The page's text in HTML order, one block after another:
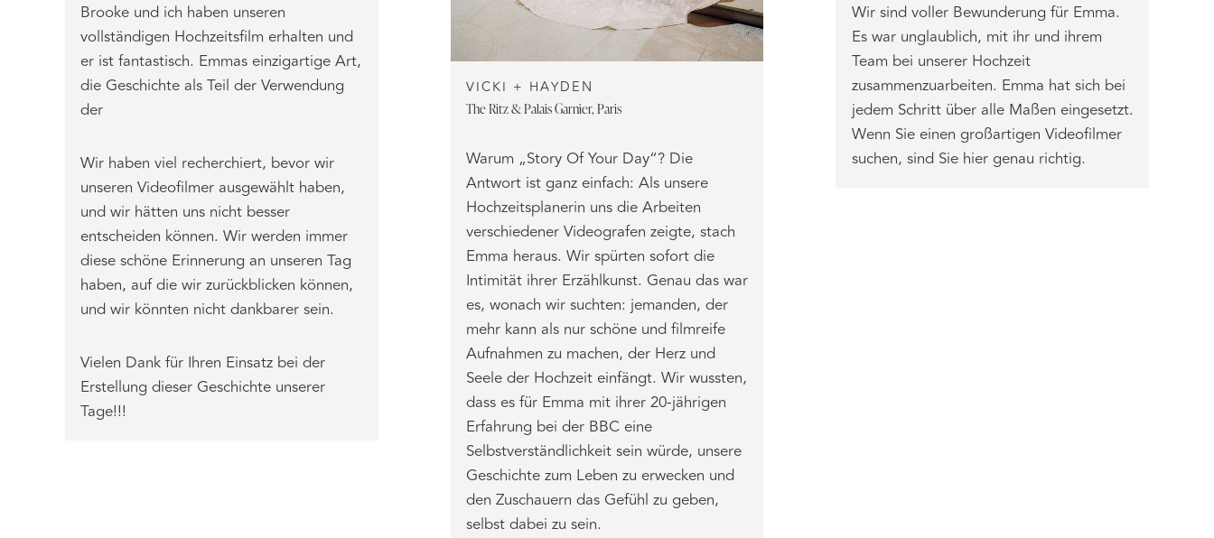
Brooke und ich haben unseren
vollständigen Hochzeitsfilm erhalten und
er ist fantastisch. Emmas einzigartige Art,
die Geschichte als Teil der Verwendung
der
Wir haben viel recherchiert, bevor wir
unseren Videofilmer ausgewählt haben,
und wir hätten uns nicht besser
entscheiden können. Wir werden immer
diese schöne Erinnerung an unseren Tag
haben, auf die wir zurückblicken können,
und wir könnten nicht dankbarer sein.
Vielen Dank für Ihren Einsatz bei der
Erstellung dieser Geschichte unserer
Tage!!!
VICKI + HAYDEN
The Ritz & Palais Garnier, Paris
Warum „Story Of Your Day“? Die
Antwort ist ganz einfach: Als unsere
Hochzeitsplanerin uns die Arbeiten
verschiedener Videografen zeigte, stach
Emma heraus. Wir spürten sofort die
Intimität ihrer Erzählkunst. Genau das war
es, wonach wir suchten: jemanden, der
mehr kann als nur schöne und filmreife
Aufnahmen zu machen, der Herz und
Seele der Hochzeit einfängt. Wir wussten,
dass es für Emma mit ihrer 20-jährigen
Erfahrung bei der BBC eine
Selbstverständlichkeit sein würde, unsere
Geschichte zum Leben zu erwecken und
den Zuschauern das Gefühl zu geben,
selbst dabei zu sein.
Wir sind voller Bewunderung für Emma.
Es war unglaublich, mit ihr und ihrem
Team bei unserer Hochzeit
zusammenzuarbeiten. Emma hat sich bei
jedem Schritt über alle Maßen eingesetzt.
Wenn Sie einen großartigen Videofilmer
suchen, sind Sie hier genau richtig.